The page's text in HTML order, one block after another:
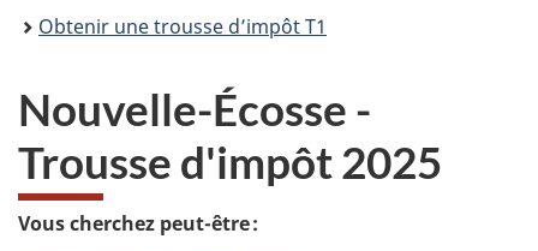
Obtenir une trousse d’impôt T1
Nouvelle-Écosse -
Trousse d'impôt 2025
Vous cherchez peut-être :